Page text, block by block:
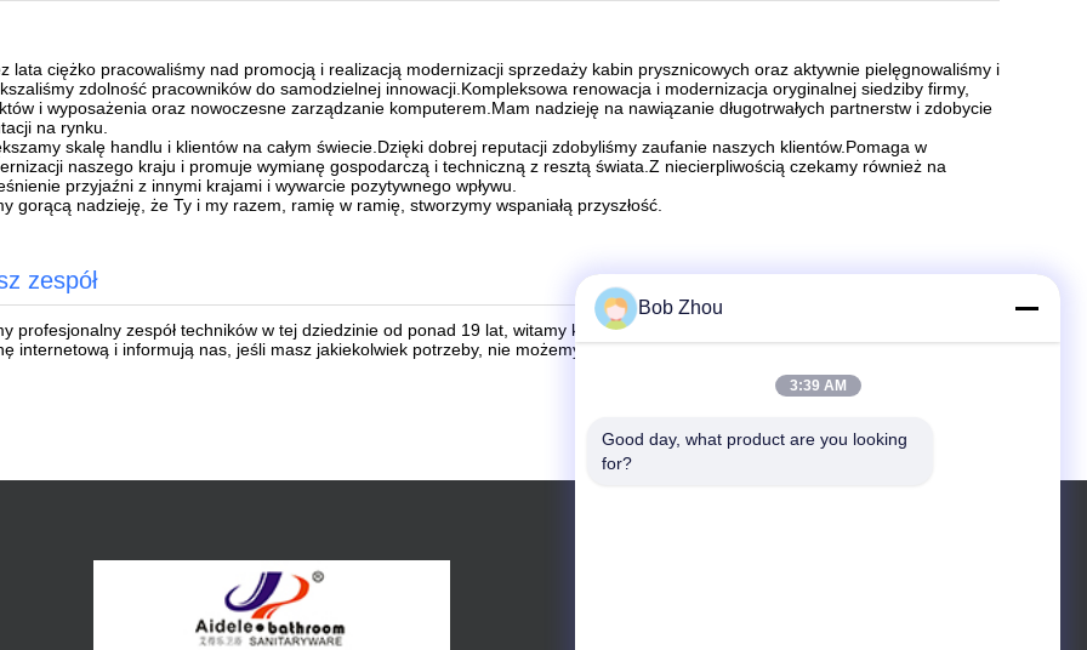
lata ciężko pracowaliśmy nad promocją i realizacją modernizacji sprzedaży kabin prysznicowych oraz aktywnie pielęgnowaliśmy i
zdolność pracowników do samodzielnej innowacji.Kompleksowa renowacja i modernizacja oryginalnej siedziby firmy,
i wyposażenia oraz nowoczesne zarządzanie komputerem.Mam nadzieję na nawiązanie długotrwałych partnerstw i zdobycie
na rynku.
skalę handlu i klientów na całym świecie.Dzięki dobrej reputacji zdobyliśmy zaufanie naszych klientów.Pomaga w
naszego kraju i promuje wymianę gospodarczą i techniczną z resztą świata.Z niecierpliwością czekamy również na
przyjaźni z innymi krajami i wywarcie pozytywnego wpływu.
gorącą nadzieję, że Ty i my razem, ramię w ramię, stworzymy wspaniałą przyszłość.
zespół
profesjonalny zespół techników w tej dziedzinie od ponad 19 lat, witamy klientów z całego świata, którzy odwiedzają naszą
internetową i informują nas, jeśli masz jakiekolwiek potrzeby, nie możemy się doczekać, aby zapewnić Ci dobre usługi!
Bob Zhou
3:39 AM
Good day, what product are you looking
for?